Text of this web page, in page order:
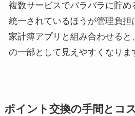
複数サービスでバラバラに貯め
統一されているほうが管理負担
家計簿アプリと組み合わせると
の一部として見えやすくなりま
ポイント交換の手間とコ